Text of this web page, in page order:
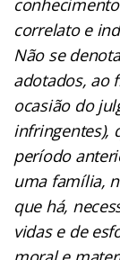
correlato e
Não se
adotados, ao
ocasião do
infringentes),
período
uma família,
que há,
vidas e de